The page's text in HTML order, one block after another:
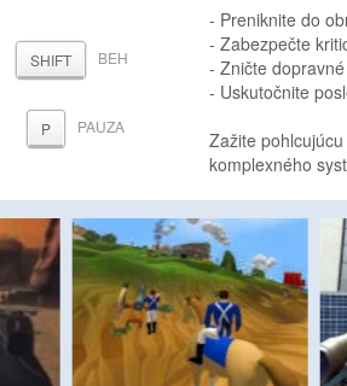
SHIFT BEH
P PAUZA
- Preniknite do
- Zabezpečte
- Zničte
- Uskutočnite
Zažite
komplexného